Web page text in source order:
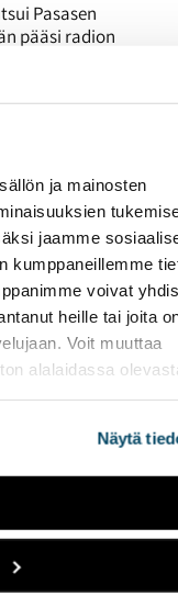
ja mainosten
jaamme
kumppaneillemme
voivat
heille tai joita
Voit muuttaa
alalaidassa
Näytä
Pasasen
pääsi radion
vuonna
kanssa.
ajan.
itsensä
löytyi kaupalliselta
avioitumisen
julkisuuteen
vuodet, josta onkin
Pasanen
vapaa-aikansa
opiskellen